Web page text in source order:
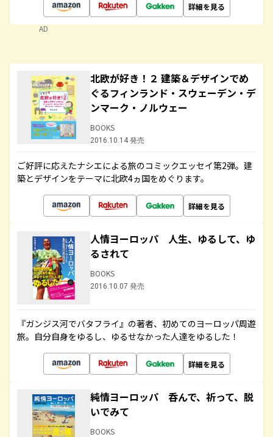
詳細を見る
AD
北欧が好き！２ 建築＆デザインでめ
ぐるフィンランド・スウェーデン・デ
ンマーク・ノルウェー
BOOKS
2016.10.14 発売
ご好評に応えたナシエによる旅のコミックエッセイ第2弾。建
築とデザインをテーマに北欧4ヵ国をめぐります。
詳細を見る
人情ヨーロッパ 人生、ゆるして、ゆ
るされて
BOOKS
2016.10.07 発売
『ガンジス河でバタフライ』の著者、初めてのヨーロッパ周遊
旅。自分自身をゆるし、ゆるせなかった人達をゆるした！
詳細を見る
純情ヨーロッパ 呑んで、祈って、脱
いでみて
BOOKS